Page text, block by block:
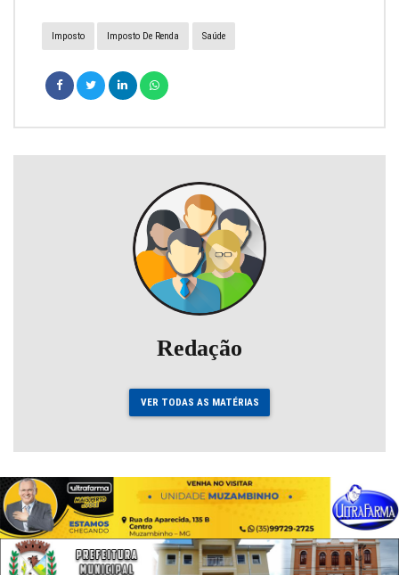
Imposto Imposto De Renda Saúde
Redação
VER TODAS AS MATÉRIAS